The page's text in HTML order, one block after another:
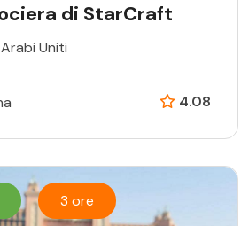
di StarCraft
Uniti
4.08
3 ore